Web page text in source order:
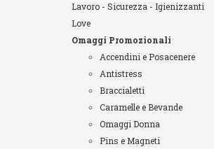
Lavoro - Sicurezza - Igienizzanti
Love
Omaggi Promozionali
Accendini e Posacenere
Antistress
Braccialetti
Caramelle e Bevande
Omaggi Donna
Pins e Magneti